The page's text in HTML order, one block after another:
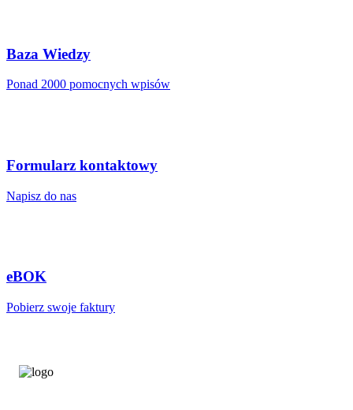
Baza Wiedzy
Ponad 2000 pomocnych wpisów
Formularz kontaktowy
Napisz do nas
eBOK
Pobierz swoje faktury